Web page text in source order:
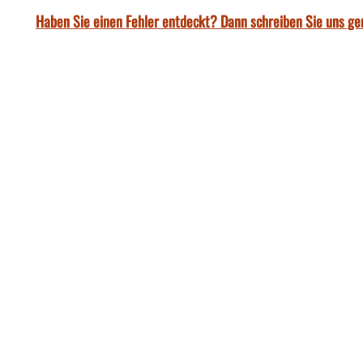
Haben Sie einen Fehler entdeckt? Dann schreiben Sie uns